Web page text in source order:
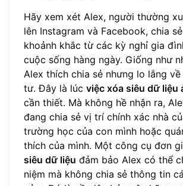
Hãy xem xét Alex, người thường
lên Instagram và Facebook, chia
khoảnh khắc từ các kỳ nghỉ gia
cuộc sống hàng ngày. Giống như
Alex thích chia sẻ nhưng lo lắng
tư. Đây là lúc việc xóa siêu dữ liệu
cần thiết. Mà không hề nhận ra,
đang chia sẻ vị trí chính xác nhà
trường học của con mình hoặc
thích của mình. Một công cụ đơn
siêu dữ liệu đảm bảo Alex có thể
niệm mà không chia sẻ thông tin